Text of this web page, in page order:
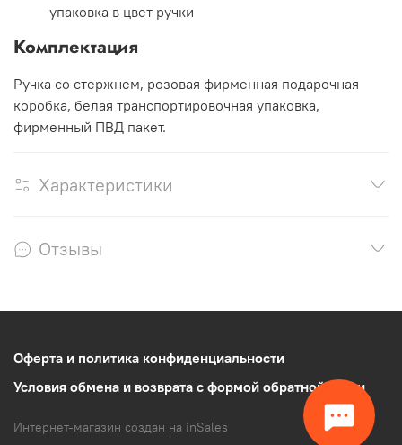
упаковка в цвет ручки
Комплектация
Ручка со стержнем, розовая фирменная подарочная
коробка, белая транспортировочная упаковка,
фирменный ПВД пакет.
Характеристики
Отзывы
Оферта и политика конфиденциальности
Условия обмена и возврата с формой обратной связи
Интернет-магазин создан на inSales